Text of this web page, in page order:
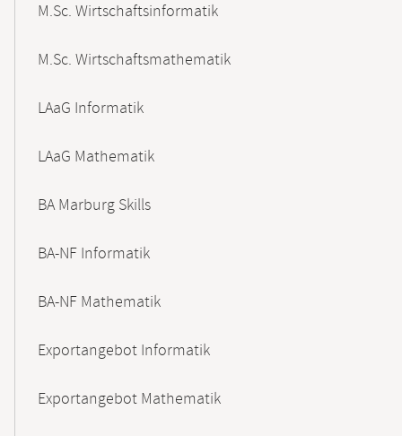
M.Sc. Wirtschaftsinformatik
M.Sc. Wirtschaftsmathematik
LAaG Informatik
LAaG Mathematik
BA Marburg Skills
BA-NF Informatik
BA-NF Mathematik
Exportangebot Informatik
Exportangebot Mathematik